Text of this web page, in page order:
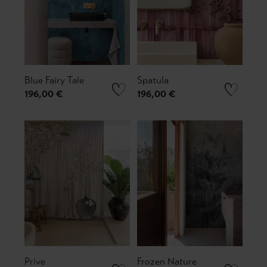
Blue Fairy Tale
196,00 €
Spatula
196,00 €
Prive Frozen Nature